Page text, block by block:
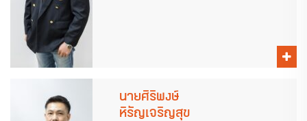
นายศิริพงษ์
หิรัญเจริญสุข